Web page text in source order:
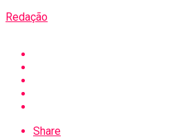
Redação
Share